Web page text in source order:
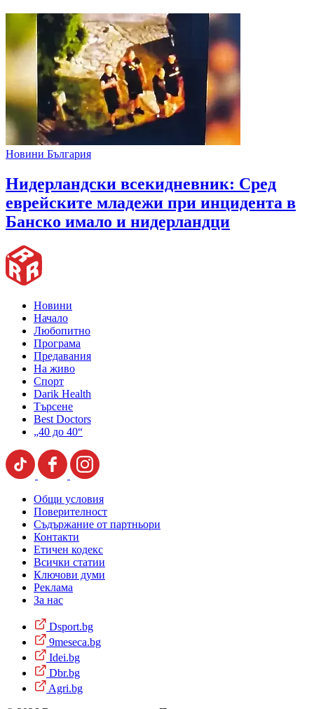
Новини България
Нидерландски всекидневник: Сред
еврейските младежи при инцидента в
Банско имало и нидерландци
Новини
Начало
Любопитно
Програма
Предавания
На живо
Спорт
Darik Health
Търсене
Best Doctors
„40 до 40“
Общи условия
Поверителност
Съдържание от партньори
Контакти
Етичен кодекс
Всички статии
Ключови думи
Реклама
За нас
Dsport.bg
9meseca.bg
Idei.bg
Dbr.bg
Agri.bg